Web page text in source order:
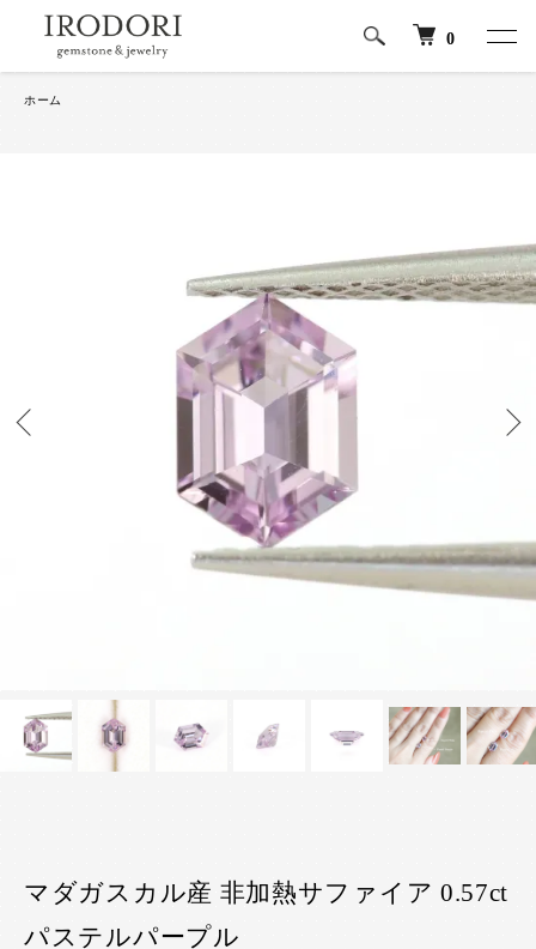
0
ホーム
マダガスカル産 非加熱サファイア 0.57ct
パステルパープル